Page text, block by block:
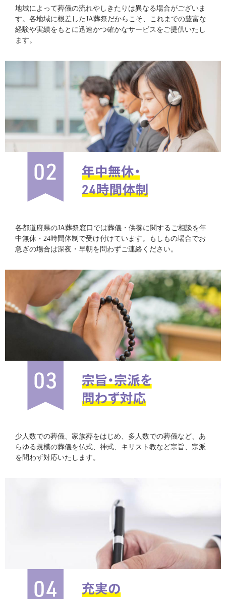
地域によって葬儀の流れやしきたりは異なる場合がございま
す。各地域に根差したJA葬祭だからこそ、これまでの豊富な
経験や実績をもとに迅速かつ確かなサービスをご提供いたし
ます。
各都道府県のJA葬祭窓口では葬儀・供養に関するご相談を年
中無休・24時間体制で受け付けています。もしもの場合でお
急ぎの場合は深夜・早朝を問わずご連絡ください。
少人数での葬儀、家族葬をはじめ、多人数での葬儀など、あ
らゆる規模の葬儀を仏式、神式、キリスト教など宗旨、宗派
を問わず対応いたします。